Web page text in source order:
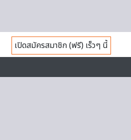
เปิดสมัครสมาชิก (ฟรี) เร็วๆ นี้